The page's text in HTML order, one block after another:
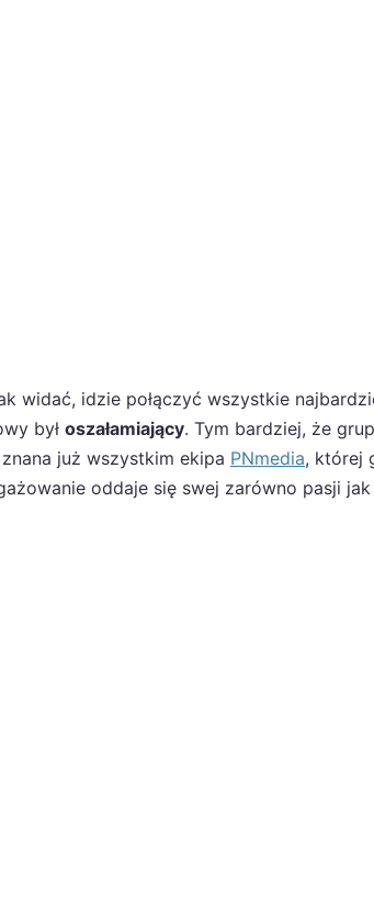
widać, idzie połączyć wszystkie
był oszałamiający. Tym bardziej, że
już wszystkim ekipa PNmedia, której
oddaje się swej zarówno pasji